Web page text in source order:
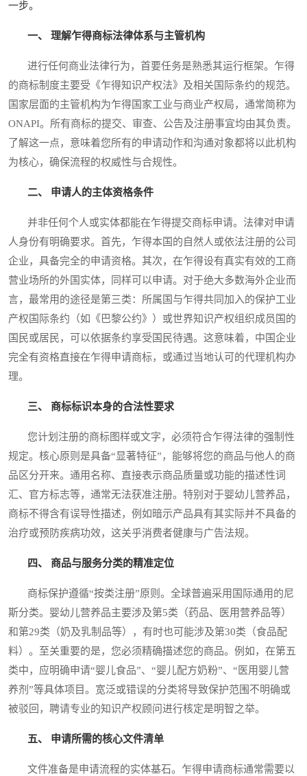
一步。
一、 理解乍得商标法律体系与主管机构
进行任何商业法律行为，首要任务是熟悉其运行框架。乍得
的商标制度主要受《乍得知识产权法》及相关国际条约的规范。
国家层面的主管机构为乍得国家工业与商业产权局，通常简称为
ONAPI。所有商标的提交、审查、公告及注册事宜均由其负责。
了解这一点，意味着您所有的申请动作和沟通对象都将以此机构
为核心，确保流程的权威性与合规性。
二、 申请人的主体资格条件
并非任何个人或实体都能在乍得提交商标申请。法律对申请
人身份有明确要求。首先，乍得本国的自然人或依法注册的公司
企业，具备完全的申请资格。其次，在乍得设有真实有效的工商
营业场所的外国实体，同样可以申请。对于绝大多数海外企业而
言，最常用的途径是第三类：所属国与乍得共同加入的保护工业
产权国际条约（如《巴黎公约》）或世界知识产权组织成员国的
国民或居民，可以依据条约享受国民待遇。这意味着，中国企业
完全有资格直接在乍得申请商标，或通过当地认可的代理机构办
理。
三、 商标标识本身的合法性要求
您计划注册的商标图样或文字，必须符合乍得法律的强制性
规定。核心原则是具备“显著特征”，能够将您的商品与他人的商
品区分开来。通用名称、直接表示商品质量或功能的描述性词
汇、官方标志等，通常无法获准注册。特别对于婴幼儿营养品，
商标不得含有误导性描述，例如暗示产品具有其实际并不具备的
治疗或预防疾病功效，这关乎消费者健康与广告法规。
四、 商品与服务分类的精准定位
商标保护遵循“按类注册”原则。全球普遍采用国际通用的尼
斯分类。婴幼儿营养品主要涉及第5类（药品、医用营养品等）
和第29类（奶及乳制品等），有时也可能涉及第30类（食品配
料）。至关重要的是，您必须精确描述您的商品。例如，在第五
类中，应明确申请“婴儿食品”、“婴儿配方奶粉”、“医用婴儿营
养剂”等具体项目。宽泛或错误的分类将导致保护范围不明确或
被驳回，聘请专业的知识产权顾问进行核定是明智之举。
五、 申请所需的核心文件清单
文件准备是申请流程的实体基石。乍得申请商标通常需要以